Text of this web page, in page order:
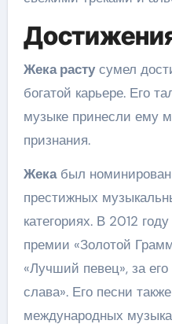
Жека растусумел
богатой карьере. Его
музыке принесли ему
признания.
Жекабыл номинирован
престижных
категориях. В 2012
премии «Золотой
«Лучший певец», за
слава». Его песни
международных